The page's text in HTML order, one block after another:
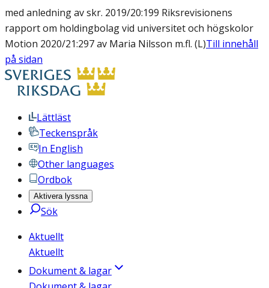
med anledning av skr. 2019/20:199 Riksrevisionens
rapport om holdingbolag vid universitet och högskolor
Motion 2020/21:297 av Maria Nilsson m.fl. (L)Till innehåll
på sidan
Lättläst
Teckenspråk
In English
Other languages
Ordbok
Aktivera lyssna
Sök
Aktuellt
Aktuellt
Dokument & lagar